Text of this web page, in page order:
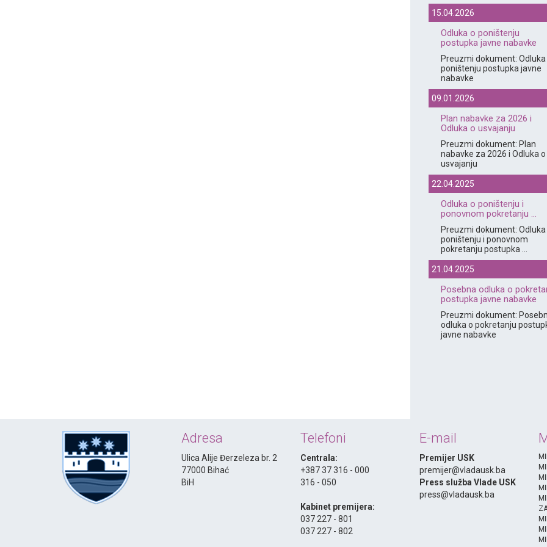
15.04.2026
Odluka o poništenju
postupka javne nabavke
Preuzmi dokument: Odluka
poništenju postupka javne
nabavke
09.01.2026
Plan nabavke za 2026 i
Odluka o usvajanju
Preuzmi dokument: Plan
nabavke za 2026 i Odluka o
usvajanju
22.04.2025
Odluka o poništenju i
ponovnom pokretanju ...
Preuzmi dokument: Odluka
poništenju i ponovnom
pokretanju postupka ...
21.04.2025
Posebna odluka o
postupka javne nabavke
Preuzmi dokument:
odluka o pokretanju
javne nabavke
Adresa
Ulica Alije Đerzeleza br. 2
77000 Bihać
BiH
Telefoni
Centrala:
+387 37 316 - 000
316 - 050
Kabinet premijera:
037 227 - 801
037 227 - 802
E-mail
Premijer USK
premijer@vladausk.ba
Press služba Vlade USK
press@vladausk.ba